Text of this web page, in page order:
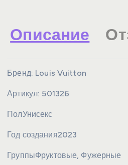
Описание
Бренд: Louis Vuitton
Артикул: 501326
ПолУнисекс
Год создания2023
ГруппыФруктовые, Фужерные